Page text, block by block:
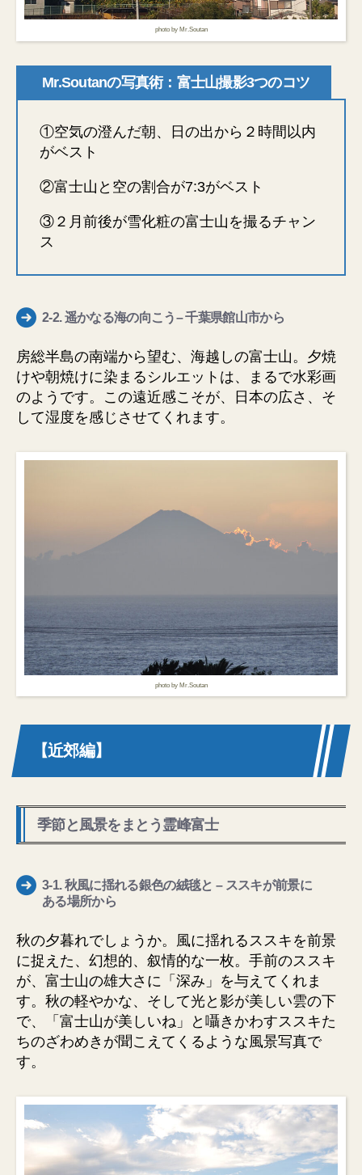
photo by Mr.Soutan
Mr.Soutanの写真術：富士山撮影3つのコツ
①空気の澄んだ朝、日の出から２時間以内
がベスト
②富士山と空の割合が7:3がベスト
③２月前後が雪化粧の富士山を撮るチャン
ス
2-2.遥かなる海の向こう– 千葉県館山市から
房総半島の南端から望む、海越しの富士山。夕焼
けや朝焼けに染まるシルエットは、まるで水彩画
のようです。この遠近感こそが、日本の広さ、そ
して湿度を感じさせてくれます。
photo by Mr.Soutan
【近郊編】
季節と風景をまとう霊峰富士
3-1.秋風に揺れる銀色の絨毯と – ススキが前景に
ある場所から
秋の夕暮れでしょうか。風に揺れるススキを前景
に捉えた、幻想的、叙情的な一枚。手前のススキ
が、富士山の雄大さに「深み」を与えてくれま
す。秋の軽やかな、そして光と影が美しい雲の下
で、「富士山が美しいね」と囁きかわすススキた
ちのざわめきが聞こえてくるような風景写真で
す。